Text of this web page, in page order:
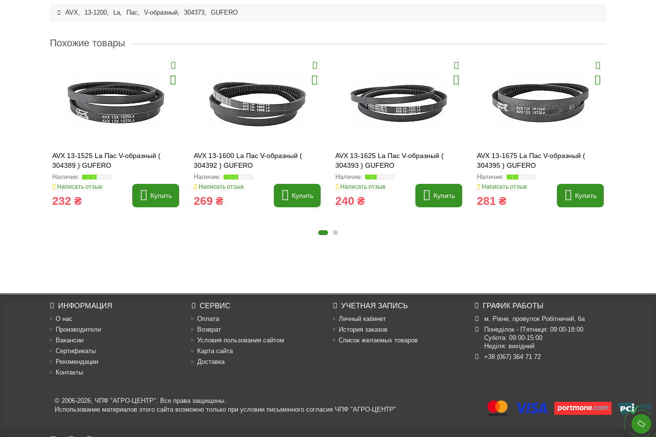
AVX, 13-1200, La, Пас, V-образный, 304373, GUFERO
Похожие товары
AVX 13-1525 La Пас V-образный (
304389 ) GUFERO
Написать отзыв
232 ₴ Купить
AVX 13-1600 La Пас V-образный (
304392 ) GUFERO
Написать отзыв
269 ₴ Купить
AVX 13-1625 La Пас V-образный (
304393 ) GUFERO
Написать отзыв
240 ₴ Купить
AVX 13-1675 La Пас V-образный (
304395 ) GUFERO
Написать отзыв
281 ₴ Купить
ИНФОРМАЦИЯ
О нас
Производители
Вакансии
Cертификаты
Рекомендации
Контакты
СЕРВИС
Оплата
Возврат
Условия пользования сайтом
Карта сайта
Доставка
УЧЕТНАЯ ЗАПИСЬ
Личный кабинет
История заказов
Список желаемых товаров
ГРАФИК РАБОТЫ
м. Рівне, провулок Робітничий, 6а
Понеділок - П’ятниця: 09:00-18:00
Субота: 09:00-15:00
Неділя: вихідний
+38 (067) 364 71 72
© 2006-2026, ЧПФ "АГРО-ЦЕНТР". Все права защищены.
Использование материалов этого сайта возможно только при условии письменного согласия ЧПФ "АГРО-ЦЕНТР"